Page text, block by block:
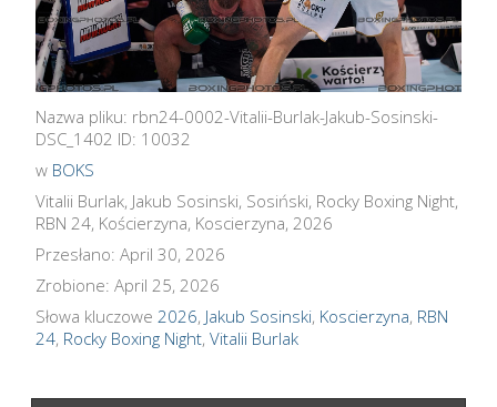
Nazwa pliku: rbn24-0002-Vitalii-Burlak-Jakub-Sosinski-
DSC_1402 ID: 10032
w BOKS
Vitalii Burlak, Jakub Sosinski, Sosiński, Rocky Boxing Night,
RBN 24, Kościerzyna, Koscierzyna, 2026
Przesłano: April 30, 2026
Zrobione: April 25, 2026
Słowa kluczowe 2026, Jakub Sosinski, Koscierzyna, RBN
24, Rocky Boxing Night, Vitalii Burlak